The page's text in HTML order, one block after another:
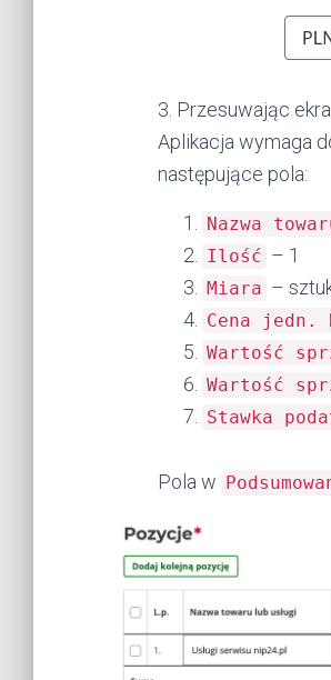
3. Przesuwając
Aplikacja wymaga
następujące pola:
Nazwa
Ilość – 1
Miara –
Cena jedn.
Wartość
Wartość
Stawka
Pola w